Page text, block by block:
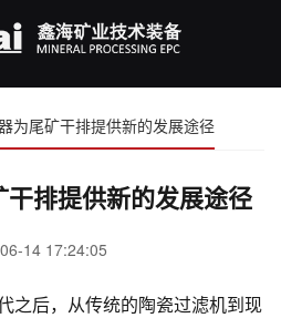
为尾矿干排提供新的发展途径
排提供新的发展途径
14 17:24:05
之后，从传统的陶瓷过滤机到现